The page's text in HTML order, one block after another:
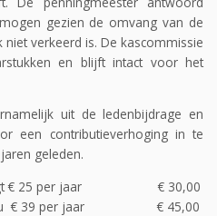
gezien de omvang van de
niet verkeerd is. De kascommissie
en blijft intact voor het
uit de ledenbijdrage en
een contributieverhoging in te
geleden.
€ 25 per jaar € 30,00
nu € 39 per jaar € 45,00